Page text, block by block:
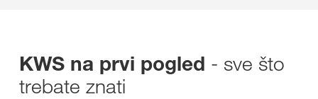
KWS na prvi pogled - sve što
trebate znati